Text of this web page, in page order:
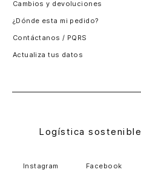
Cambios y devoluciones
¿Dónde esta mi pedido?
Contáctanos / PQRS
Actualiza tus datos
Logística sostenible
Instagram Facebook